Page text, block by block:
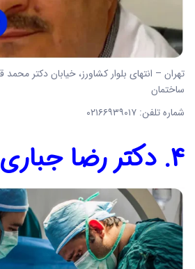
تهران – انتهای بلوار کشاورز، خیابان دکتر
ساختمان
شماره تلفن: ۰۲۱۶۶۹۳۹۰۱۷
4. دکتر رضا جباری